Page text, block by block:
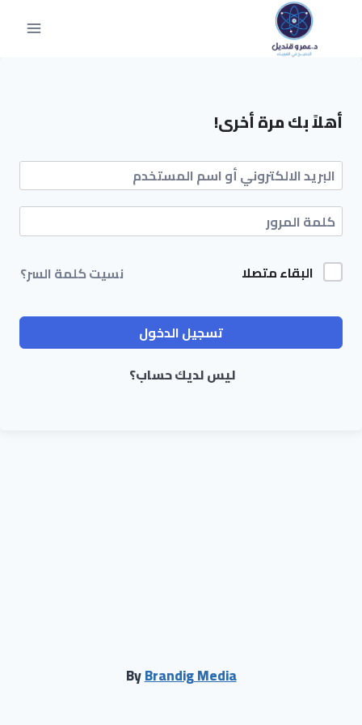
أهلاً بك مرة أخرى!
البقاء متصلا نسيت كلمة السر؟
تسجيل الدخول
ليس لديك حساب؟
ByBrandig Media